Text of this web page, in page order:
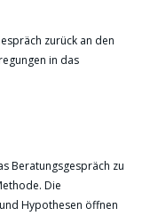
zurück an den
in das
Beratungsgespräch zu
Die
Hypothesen öffnen